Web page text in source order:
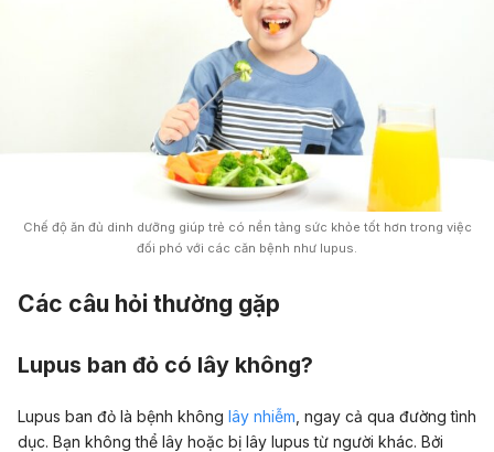
Chế độ ăn đủ dinh dưỡng giúp trẻ có nền tảng sức khỏe tốt hơn trong việc
đối phó với các căn bệnh như lupus.
Các câu hỏi thường gặp
Lupus ban đỏ có lây không?
Lupus ban đỏ là bệnh không lây nhiễm , ngay cả qua đường tình
dục. Bạn không thể lây hoặc bị lây lupus từ người khác. Bởi